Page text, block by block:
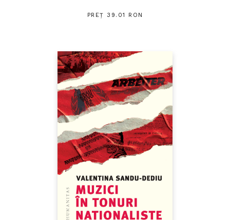
PREȚ 39.01 RON